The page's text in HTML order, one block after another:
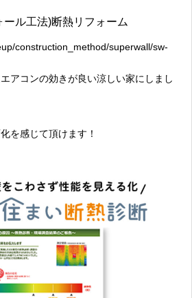
ール工法)断熱リフォーム
construction_method/superwall/sw-
アコンの効きが良い涼しい家にしまし
を感じて頂けます！